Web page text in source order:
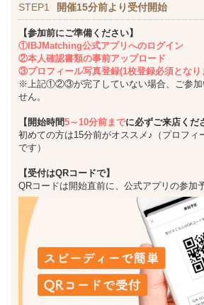
STEP1 開催15分前より受付開始
【参加前にご準備ください】
①IBJMatching公式アプリへのログイン
②本人確認書類の事前アップロード
③プロフィール写真登録(1枚登録必須となり
※上記①②③が完了していない場合、ご参加
せん。
【開始時間5～10分前までに必ずご来店くだ
初めての方は15分前がオススメ♪（プロフィ
です）
【受付はQRコードで】
QRコードは開始直前に、公式アプリの参加